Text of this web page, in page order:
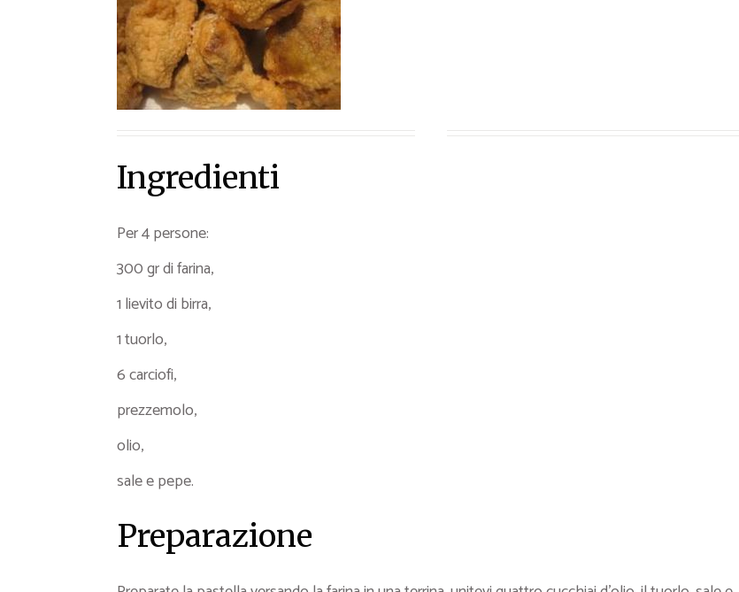
Ricette Piatti unici
Ricette Pesce
Video Ricette
Ingredienti
Per 4 persone:
300 gr di farina,
1 lievito di birra,
1 tuorlo,
6 carciofi,
prezzemolo,
olio,
sale e pepe.
Preparazione